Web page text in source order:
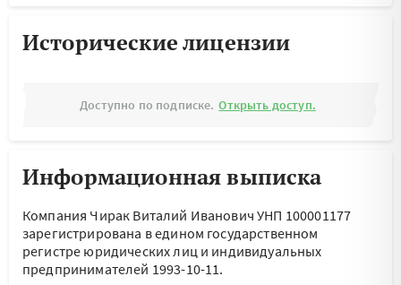
Исторические лицензии
Доступно по подписке. Открыть доступ.
Информационная выписка
Компания Чирак Виталий Иванович УНП 100001177
зарегистрирована в едином государственном
регистре юридических лиц и индивидуальных
предпринимателей 1993-10-11.